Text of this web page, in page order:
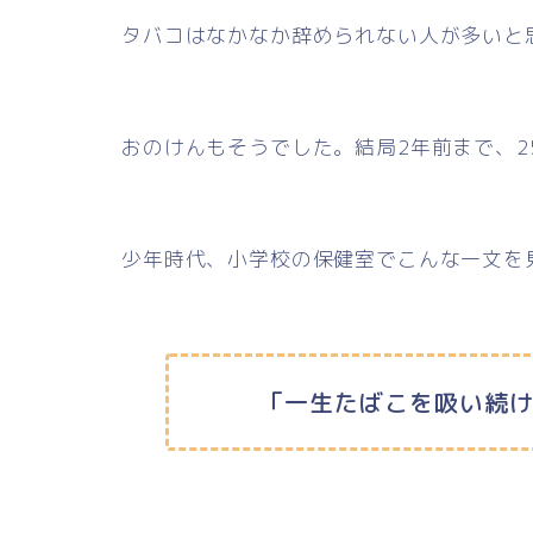
タバコはなかなか辞められない人が多いと
おのけんもそうでした。結局2年前まで、
少年時代、小学校の保健室でこんな一文
「一生たばこを吸い続